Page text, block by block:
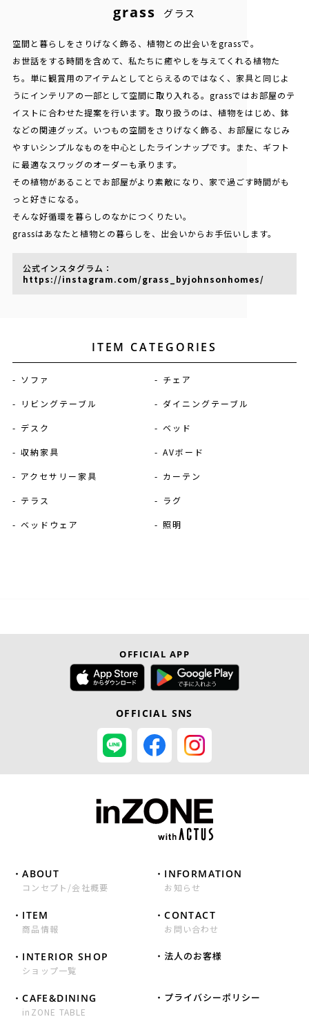
grass グラス
空間と暮らしをさりげなく飾る、植物との出会いをgrassで。
お世話をする時間を含めて、私たちに癒やしを与えてくれる植物た
ち。単に観賞用のアイテムとしてとらえるのではなく、家具と同じよ
うにインテリアの一部として空間に取り入れる。grassではお部屋のテ
イストに合わせた提案を行います。取り扱うのは、植物をはじめ、鉢
などの関連グッズ。いつもの空間をさりげなく飾る、お部屋になじみ
やすいシンプルなものを中心としたラインナップです。また、ギフト
に最適なスワッグのオーダーも承ります。
その植物があることでお部屋がより素敵になり、家で過ごす時間がも
っと好きになる。
そんな好循環を暮らしのなかにつくりたい。
grassはあなたと植物との暮らしを、出会いからお手伝いします。
公式インスタグラム：
https://instagram.com/grass_byjohnsonhomes/
ITEM CATEGORIES
ソファ チェア
リビングテーブル ダイニングテーブル
デスク ベッド
収納家具 AVボード
アクセサリー家具 カーテン
テラス ラグ
ベッドウェア 照明
OFFICIAL APP
OFFICIAL SNS
ABOUT
コンセプト/会社概要
ITEM
商品情報
INTERIOR SHOP
ショップ一覧
CAFE&DINING
inZONE TABLE
INFORMATION
お知らせ
CONTACT
お問い合わせ
法人のお客様
プライバシーポリシー